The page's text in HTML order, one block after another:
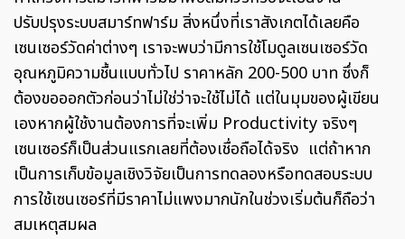
ปรับปรุงระบบสมาร์ทฟาร์ม สิ่งหนึ่งที่เราสังเกตได้เลยคือ
เซนเซอร์วัดค่าต่างๆ เราจะพบว่ามีการใช้โมดูลเซนเซอร์วัด
อุณหภูมิความชื้นแบบทั่วไป ราคาหลัก 200-500 บาท ซึ่งก็
ต้องขอออกตัวก่อนว่าไม่ใช่ว่าจะใช้ไม่ได้ แต่ในมุมของผู้เขียน
เองหากผู้ใช้งานต้องการที่จะเพิ่ม Productivity จริงๆ
เซนเซอร์ก็เป็นส่วนแรกเลยที่ต้องเชื่อถือได้จริง แต่ถ้าหาก
เป็นการเก็บข้อมูลเชิงวิจัยเป็นการทดลองหรือทดสอบระบบ
การใช้เซนเซอร์ที่มีราคาไม่แพงมากนักในช่วงเริ่มต้นก็ถือว่า
สมเหตุสมผล